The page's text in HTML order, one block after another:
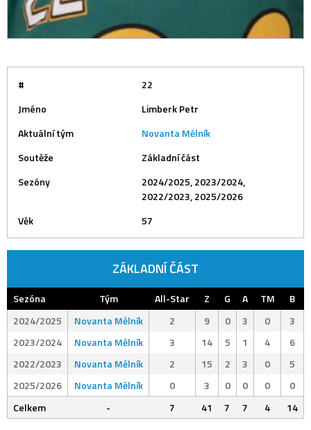
#
22
Jméno
Limberk Petr
Aktuální tým
Novanta Mělník
Soutěže
Základní část
Sezóny
2024/2025, 2023/2024,
2022/2023, 2025/2026
Věk
57
ZÁKLADNÍ ČÁST
Sezóna Tým All-Star Z G A TM
B
2024/2025
Novanta Mělník 2 9 0 3 0
3
2023/2024
Novanta Mělník 3 14 5 1 4
6
2022/2023
Novanta Mělník 2 15 2 3 0
5
2025/2026
Novanta Mělník 0 3 0 0 0
0
Celkem
- 7 41 7 7 4 14